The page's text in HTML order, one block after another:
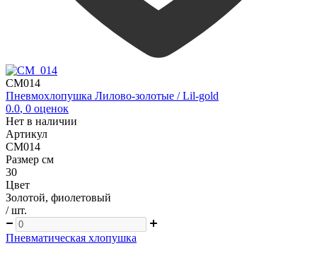
CM014
Пневмохлопушка Лилово-золотые / Lil-gold
0.0, 0 оценок
Нет в наличии
Артикул
CM014
Размер см
30
Цвет
Золотой, фиолетовый
/ шт.
Пневматическая хлопушка